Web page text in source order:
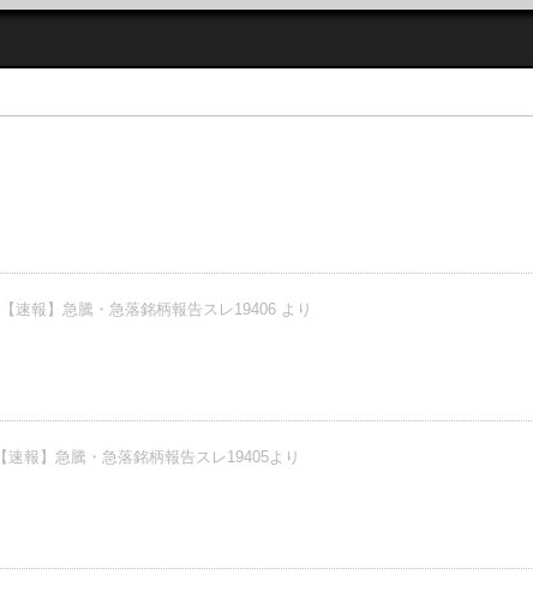
【速報】急騰・急落銘柄報告スレ19406 より
【速報】急騰・急落銘柄報告スレ19405より